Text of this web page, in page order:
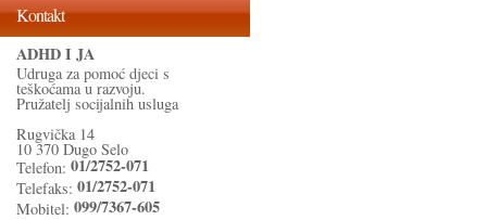
Kontakt
ADHD I JA
Udruga za pomoć djeci s
teškoćama u razvoju.
Pružatelj socijalnih usluga
Rugvička 14
10 370 Dugo Selo
Telefon: 01/2752-071
Telefaks: 01/2752-071
Mobitel: 099/7367-605